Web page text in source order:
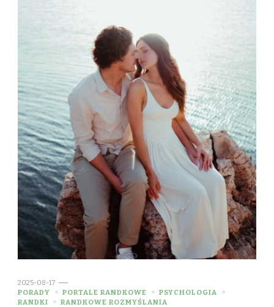
2025-08-17
PORADY
PORTALE RANDKOWE
PSYCHOLOGIA
RANDKI
RANDKOWE ROZMYŚLANIA